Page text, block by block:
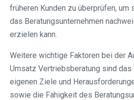
früheren Kunden zu überprüfen,
das Beratungsunternehmen
erzielen kann.
Weitere wichtige Faktoren bei der
Umsatz Vertriebsberatung sind
eigenen Ziele und
sowie die Fähigkeit des